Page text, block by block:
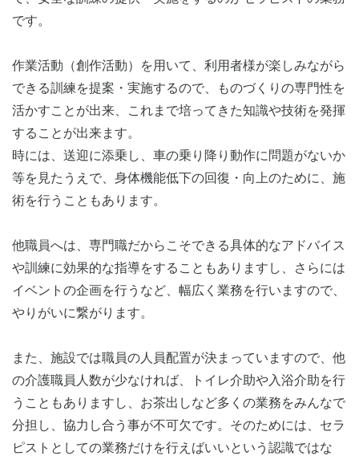
です。
作業活動（創作活動）を用いて、利用者様が楽しみながら
できる訓練を提案・実施するので、ものづくりの専門性を
活かすことが出来、これまで培ってきた知識や技術を発揮
することが出来ます。
時には、送迎に添乗し、車の乗り降り動作に問題がないか
等を見たうえで、身体機能低下の回復・向上のために、施
術を行うこともあります。
他職員へは、専門職だからこそできる具体的なアドバイス
や訓練に効果的な指導をすることもありますし、さらには
イベントの企画を行うなど、幅広く業務を行いますので、
やりがいに繋がります。
また、施設では職員の人員配置が決まっていますので、他
の介護職員人数が少なければ、トイレ介助や入浴介助を行
うこともありますし、お茶出しなど多くの業務をみんなで
分担し、協力し合う事が不可欠です。そのためには、セラ
ピストとしての業務だけを行えばいいという認識ではな